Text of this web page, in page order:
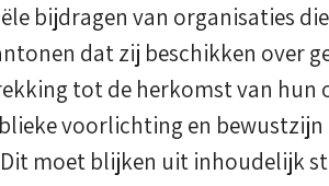
bijdragen van organisaties
dat zij beschikken over
tot de herkomst van hun
voorlichting en bewustzijn
moet blijken uit inhoudelijk